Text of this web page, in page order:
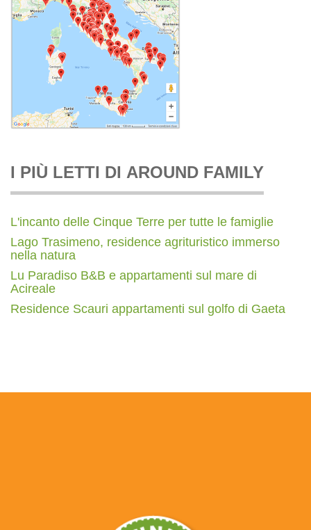
I PIÙ LETTI DI AROUND FAMILY
L'incanto delle Cinque Terre per tutte le famiglie
Lago Trasimeno, residence agrituristico immerso
nella natura
Lu Paradiso B&B e appartamenti sul mare di
Acireale
Residence Scauri appartamenti sul golfo di Gaeta